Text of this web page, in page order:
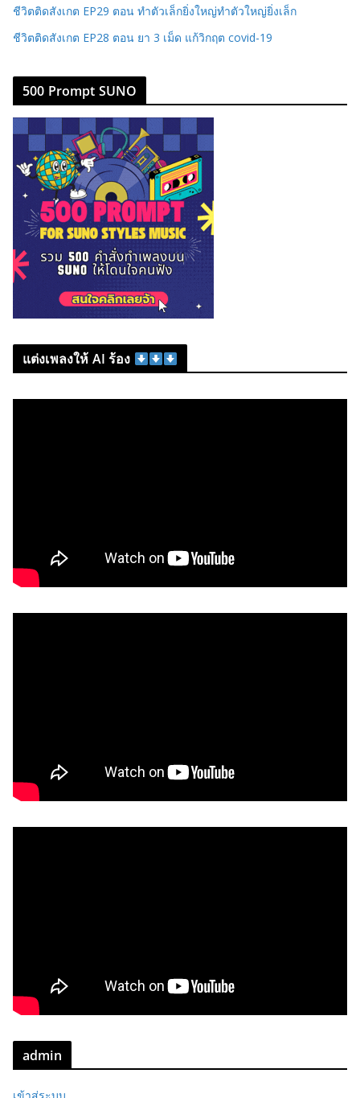
ชีวิตติดสังเกต EP29 ตอน ทำตัวเล็กยิ่งใหญ่ทำตัวใหญ่ยิ่งเล็ก
ชีวิตติดสังเกต EP28 ตอน ยา 3 เม็ด แก้วิกฤต covid-19
500 Prompt SUNO
แต่งเพลงให้ AI ร้อง
admin